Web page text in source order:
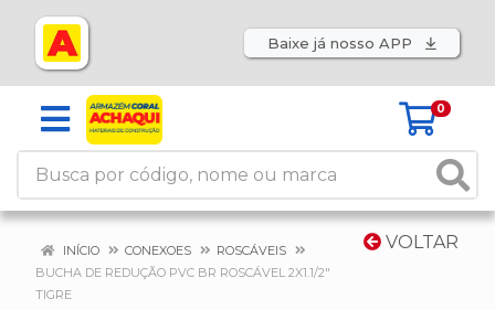
Baixe já nosso APP
0
VOLTAR
INÍCIO CONEXOES
ROSCÁVEIS
BUCHA DE REDUÇÃO PVC BR ROSCÁVEL 2X1.1/2"
TIGRE